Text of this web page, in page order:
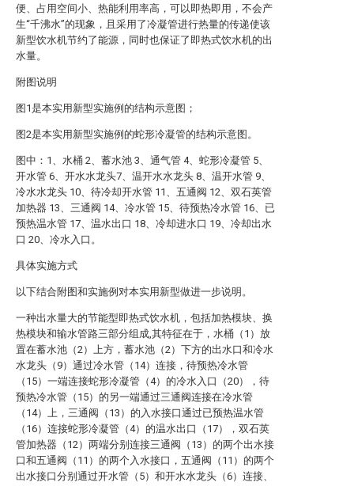
便、占用空间小、热能利用率高，可以即热即用，不会产
生“千沸水”的现象，且采用了冷凝管进行热量的传递使该
新型饮水机节约了能源，同时也保证了即热式饮水机的出
水量。
附图说明
图1是本实用新型实施例的结构示意图；
图2是本实用新型实施例的蛇形冷凝管的结构示意图。
图中：1、水桶 2、蓄水池 3、通气管 4、蛇形冷凝管 5、
开水管 6、开水水龙头7、温开水水龙头 8、温开水管 9、
冷水水龙头 10、待冷却开水管 11、五通阀 12、双石英管
加热器 13、三通阀 14、冷水管 15、待预热冷水管 16、已
预热温水管 17、温水出口 18、冷却进水口 19、冷却出水
口 20、冷水入口。
具体实施方式
以下结合附图和实施例对本实用新型做进一步说明。
一种出水量大的节能型即热式饮水机，包括加热模块、换
热模块和输水管路三部分组成,其特征在于，水桶（1）放
置在蓄水池（2）上方，蓄水池（2）下方的出水口和冷水
水龙头（9）通过冷水管（14）连接，待预热冷水管
（15）一端连接蛇形冷凝管（4）的冷水入口（20），待
预热冷水管（15）的另一端通过三通阀连接在冷水管
（14）上，三通阀（13）的入水接口通过已预热温水管
（16）连接蛇形冷凝管（4）的温水出口（17），双石英
管加热器（12）两端分别连接三通阀（13）的两个出水接
口和五通阀（11）的两个入水接口，五通阀（11）的两个
出水接口分别通过开水管（5）和开水水龙头（6）连接、